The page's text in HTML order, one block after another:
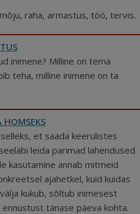
raha, armastus, töö, tervis.
inimene? Milline on tema
teha, milline inimene on ta
HOMSEKS
et saada keerulistes
leida parimad lahendused
kasutamine annab mitmeid
ajahetkel, kuid kuidas
kukub, sõltub inimesest
tänase päeva kohta.